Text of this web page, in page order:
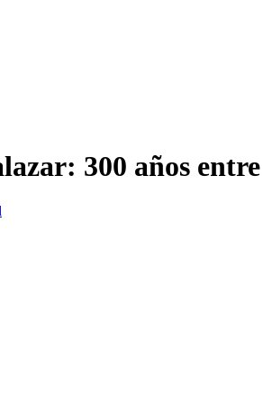
300 años